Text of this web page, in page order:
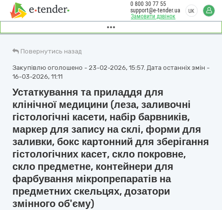
Замовити дзвінок
0 800 30 77 55
support@e-tender.ua
UK
Повернутись назад
Закупівлю оголошено - 23-02-2026, 15:57. Дата останніх змін -
16-03-2026, 11:11
Устаткування та приладдя для
клінічної медицини (леза, заливочні
гістологічні касети, набір барвників,
маркер для запису на склі, форми для
заливки, бокс картонний для зберігання
гістологічних касет, скло покровне,
скло предметне, контейнери для
фарбування мікропрепаратів на
предметних скельцях, дозатори
змінного об'єму)